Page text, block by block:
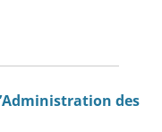
des